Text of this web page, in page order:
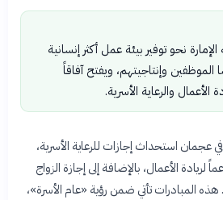
نحو توفير بيئة عمل أكثر إنسانية
وإنتاجيتهم، ويفتح آفاقاً
والرعاية الأسرية.
عجمان استحداث إجازات للرعاية الأسرية،
لريادة الأعمال، بالإضافة إلى إجازة الزواج
المبادرات تأتي ضمن رؤية «عام الأسرة»،